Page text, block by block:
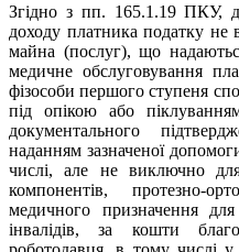
Згідно з пп. 165.1.19 ПКУ,
доходу платника податку не
майна (послуг), що
медичне обслуговування
фізособи першого ступеня
під опікою або
документального
наданням зазначеної
числі, але не виключно
компонентів, протезно-
медичного призначення для
інвалідів, за кошти